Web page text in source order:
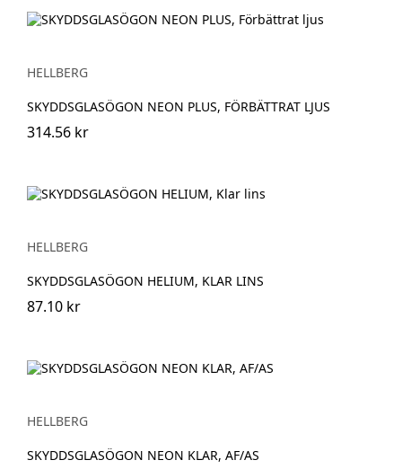
HELLBERG
SKYDDSGLASÖGON NEON PLUS, FÖRBÄTTRAT LJUS
314.56 kr
HELLBERG
SKYDDSGLASÖGON HELIUM, KLAR LINS
87.10 kr
HELLBERG
SKYDDSGLASÖGON NEON KLAR, AF/AS